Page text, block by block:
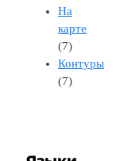
На
карте
(7)
Контуры
(7)